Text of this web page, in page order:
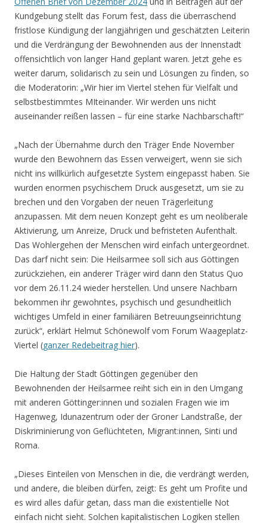
Kundgebung stellt das Forum fest, dass die überraschend
fristlose Kündigung der langjährigen und geschätzten Leiterin
und die Verdrängung der Bewohnenden aus der Innenstadt
offensichtlich von langer Hand geplant waren. Jetzt gehe es
weiter darum, solidarisch zu sein und Lösungen zu finden, so
die Moderatorin: „Wir hier im Viertel stehen für Vielfalt und
selbstbestimmtes MIteinander. Wir werden uns nicht
auseinander reißen lassen – für eine starke Nachbarschaft!“
„Nach der Übernahme durch den Träger Ende November
wurde den Bewohnern das Essen verweigert, wenn sie sich
nicht ins willkürlich aufgesetzte System eingepasst haben. Sie
wurden enormen psychischem Druck ausgesetzt, um sie zu
brechen und den Vorgaben der neuen Trägerleitung
anzupassen. Mit dem neuen Konzept geht es um neoliberale
Aktivierung, um Anreize, Druck und befristeten Aufenthalt.
Das Wohlergehen der Menschen wird einfach untergeordnet.
Das darf nicht sein: Die Heilsarmee soll sich aus Göttingen
zurückziehen, ein anderer Träger wird dann den Status Quo
vor dem 26.11.24 wieder herstellen. Und unsere Nachbarn
bekommen ihr gewohntes, psychisch und gesundheitlich
wichtiges Umfeld in einer familiären Betreuungseinrichtung
zurück“, erklärt Helmut Schönewolf vom Forum Waageplatz-
Viertel (ganzer Redebeitrag hier).
Die Haltung der Stadt Göttingen gegenüber den
Bewohnenden der Heilsarmee reiht sich ein in den Umgang
mit anderen Göttinger:innen und sozialen Fragen wie im
Hagenweg, Idunazentrum oder der Groner Landstraße, der
Diskriminierung von Geflüchteten, Migrant:innen, Sinti und
Roma.
„Dieses Einteilen von Menschen in die, die verdrängt werden,
und andere, die bleiben dürfen, zeigt: Es geht um Profite und
es wird alles dafür getan, dass man die existentielle Not
einfach nicht sieht. Solchen kapitalistischen Logiken stellen